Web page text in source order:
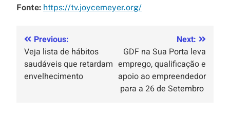
Fonte: https://tv.joycemeyer.org/
Previous:
Veja lista de hábitos
saudáveis que retardam
envelhecimento
Next:
GDF na Sua Porta leva
emprego, qualificação e
apoio ao empreendedor
para a 26 de Setembro